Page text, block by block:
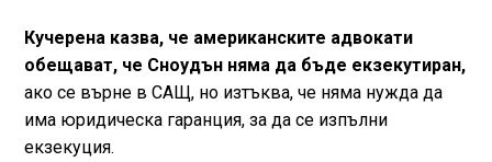
Кучерена казва, че американските адвокати
обещават, че Сноудън няма да бъде екзекутиран,
ако се върне в САЩ, но изтъква, че няма нужда да
има юридическа гаранция, за да се изпълни
екзекуция.